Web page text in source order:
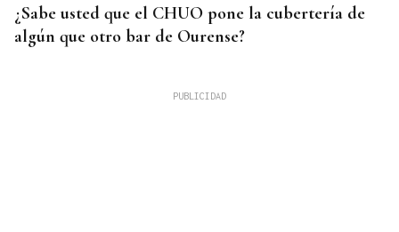
¿Sabe usted que el CHUO pone la cubertería de
algún que otro bar de Ourense?